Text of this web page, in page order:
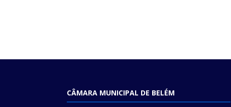
CÂMARA MUNICIPAL DE BELÉM